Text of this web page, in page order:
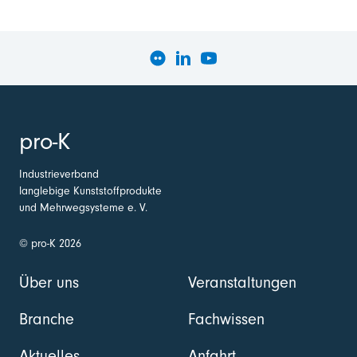
pro-K
Industrieverband
langlebige Kunststoffprodukte
und Mehrwegsysteme e. V.
© pro-K 2026
Über uns
Branche
Veranstaltungen
Fachwissen